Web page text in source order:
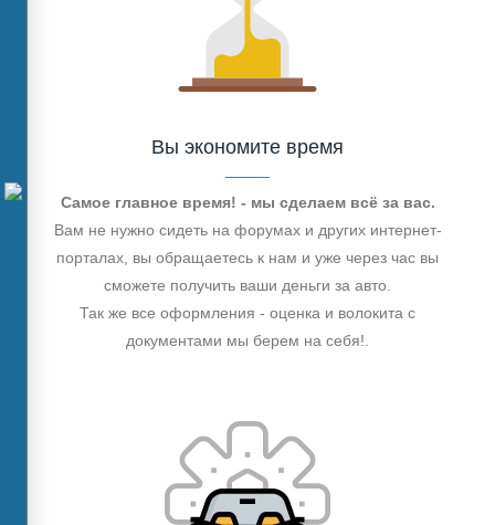
Вы экономите время
Самое главное время! - мы сделаем всё за вас.
Вам не нужно сидеть на форумах и других интернет-
порталах, вы обращаетесь к нам и уже через час вы
сможете получить ваши деньги за авто.
Так же все оформления - оценка и волокита с
документами мы берем на себя!.